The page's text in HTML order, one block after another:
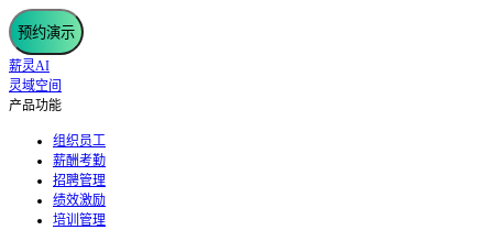
预约演示
薪灵AI
灵域空间
产品功能
组织员工
薪酬考勤
招聘管理
绩效激励
培训管理